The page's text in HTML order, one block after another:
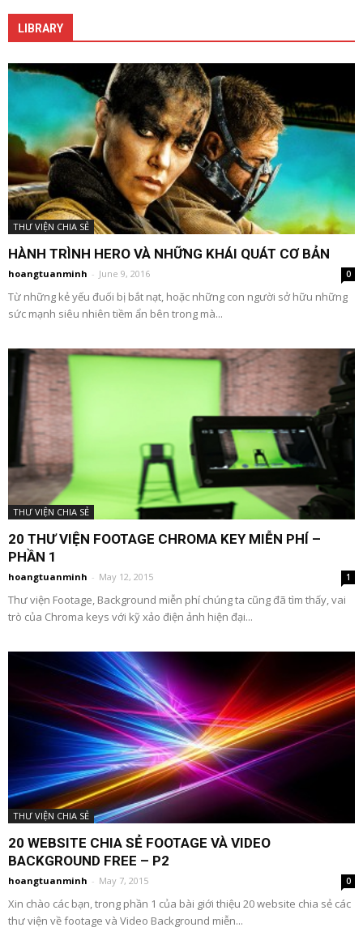
LIBRARY
THƯ VIỆN CHIA SẺ
HÀNH TRÌNH HERO VÀ NHỮNG KHÁI QUÁT CƠ BẢN
hoangtuanminh - June 9, 2016 0
Từ những kẻ yếu đuối bị bắt nạt, hoặc những con người sở hữu những
sức mạnh siêu nhiên tiềm ẩn bên trong mà...
THƯ VIỆN CHIA SẺ
20 THƯ VIỆN FOOTAGE CHROMA KEY MIỄN PHÍ –
PHẦN 1
hoangtuanminh - May 12, 2015 1
Thư viện Footage, Background miễn phí chúng ta cũng đã tìm thấy, vai
trò của Chroma keys với kỹ xảo điện ảnh hiện đại...
THƯ VIỆN CHIA SẺ
20 WEBSITE CHIA SẺ FOOTAGE VÀ VIDEO
BACKGROUND FREE – P2
hoangtuanminh - May 7, 2015 0
Xin chào các bạn, trong phần 1 của bài giới thiệu 20 website chia sẻ các
thư viện về footage và Video Background miễn...